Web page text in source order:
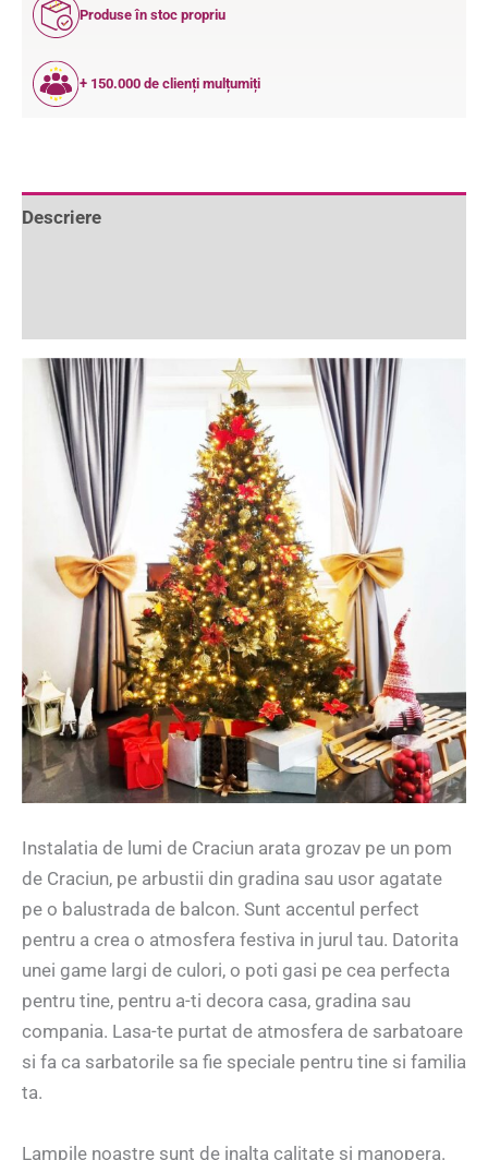
Produse în stoc propriu
+ 150.000 de clienți mulțumiți
Descriere
Instalatia de lumi de Craciun arata grozav pe un pom
de Craciun, pe arbustii din gradina sau usor agatate
pe o balustrada de balcon. Sunt accentul perfect
pentru a crea o atmosfera festiva in jurul tau. Datorita
unei game largi de culori, o poti gasi pe cea perfecta
pentru tine, pentru a-ti decora casa, gradina sau
compania. Lasa-te purtat de atmosfera de sarbatoare
si fa ca sarbatorile sa fie speciale pentru tine si familia
ta.
Lampile noastre sunt de inalta calitate si manopera.